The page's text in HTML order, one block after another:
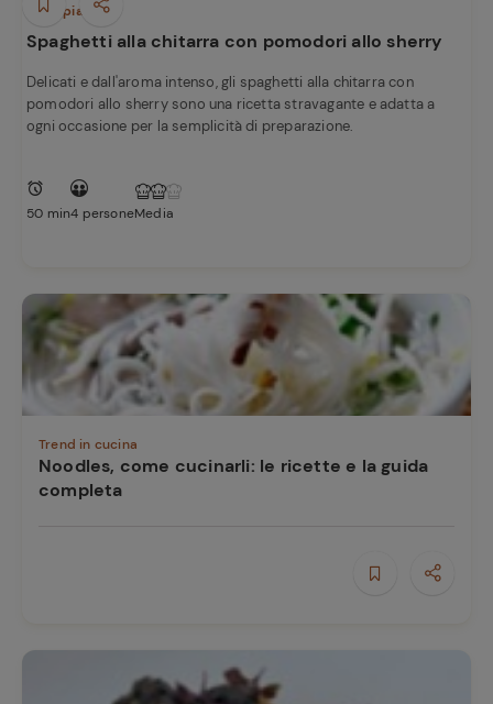
Primi piatti
Spaghetti alla chitarra con pomodori allo sherry
Delicati e dall'aroma intenso, gli spaghetti alla chitarra con
pomodori allo sherry sono una ricetta stravagante e adatta a
ogni occasione per la semplicità di preparazione.
50 min4 personeMedia
Trend in cucina
Noodles, come cucinarli: le ricette e la guida
completa